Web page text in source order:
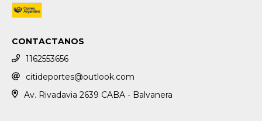
CONTACTANOS
1162553656
citideportes@outlook.com
Av. Rivadavia 2639 CABA - Balvanera